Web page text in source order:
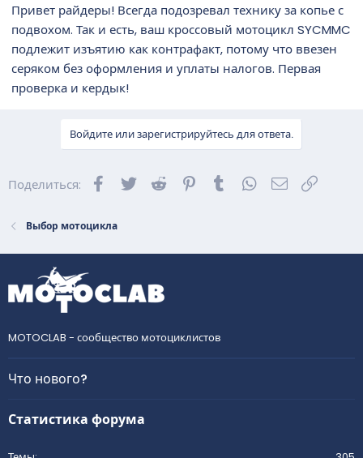
Привет райдеры! Всегда подозревал технику за копье с
подвохом. Так и есть, ваш кроссовый мотоцикл SYCMMC
подлежит изъятию как контрафакт, потому что ввезен
серяком без оформления и уплаты налогов. Первая
проверка и кердык!
Войдите или зарегистрируйтесь для ответа.
Поделиться: Facebook
Twitter Reddit Pinterest
Tumblr WhatsApp
Выбор мотоцикла
MOTOCLAB - сообщество мотоциклистов
Что нового?
Статистика форума